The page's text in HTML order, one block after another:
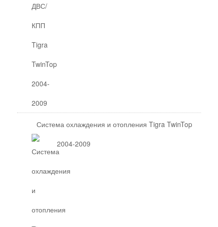
Система охлаждения и отопления Tigra TwinTop
2004-2009